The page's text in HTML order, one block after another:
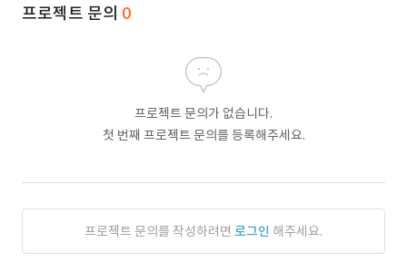
프로젝트 문의 0
프로젝트 문의가 없습니다.
첫 번째 프로젝트 문의를 등록해주세요.
프로젝트 문의를 작성하려면 로그인 해주세요.